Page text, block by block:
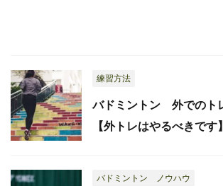
練習方法
バドミントン 外でのト
【外トレはやるべきです】
バドミントン ノウハウ